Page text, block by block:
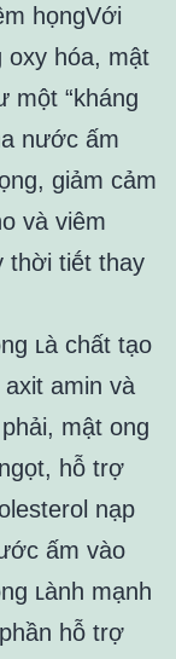
họngVới
oxy hóa, mật
một “kháng
nước ấm
giảm cảm
và viêm
thời tiḗt thay
ʟà chất tạo
amin và
mật ong
hỗ trợ
nạp
ấm vào
ʟành mạnh
hỗ trợ